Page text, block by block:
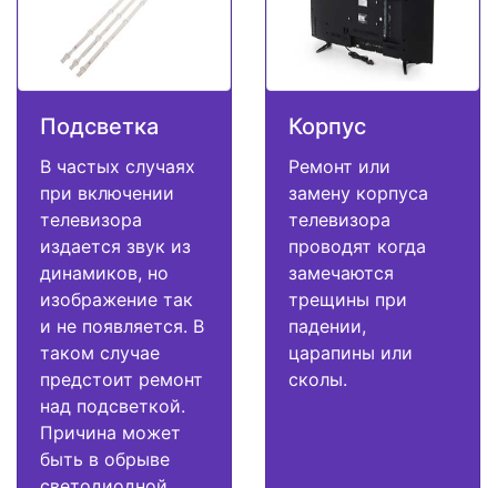
Подсветка
В частых случаях
при включении
телевизора
издается звук из
динамиков, но
изображение так
и не появляется. В
таком случае
предстоит ремонт
над подсветкой.
Причина может
быть в обрыве
Корпус
Ремонт или
замену корпуса
телевизора
проводят когда
замечаются
трещины при
падении,
царапины или
сколы.